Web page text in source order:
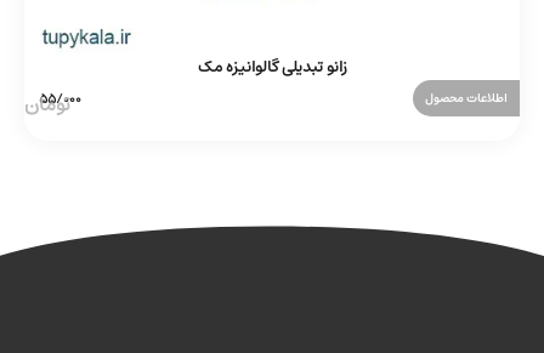
زانو تبدیلی گالوانیزه مک
اطلاعات محصول